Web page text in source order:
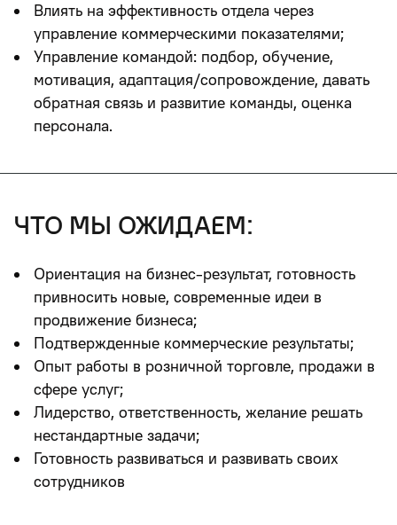
Влиять на эффективность отдела через
управление коммерческими показателями;
Управление командой: подбор, обучение,
мотивация, адаптация/сопровождение, давать
обратная связь и развитие команды, оценка
персонала.
что мы ожидаем:
Ориентация на бизнес-результат, готовность
привносить новые, современные идеи в
продвижение бизнеса;
Подтвержденные коммерческие результаты;
Опыт работы в розничной торговле, продажи в
сфере услуг;
Лидерство, ответственность, желание решать
нестандартные задачи;
Готовность развиваться и развивать своих
сотрудников